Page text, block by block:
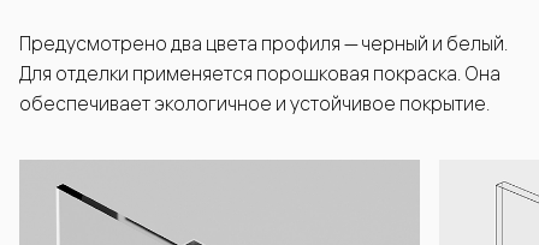
Предусмотрено два цвета профиля — черный и белый.
Для отделки применяется порошковая покраска. Она
обеспечивает экологичное и устойчивое покрытие.